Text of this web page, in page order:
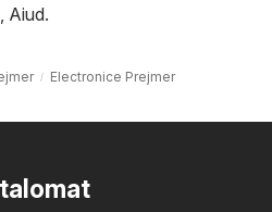
Aiud.
Electronice Prejmer